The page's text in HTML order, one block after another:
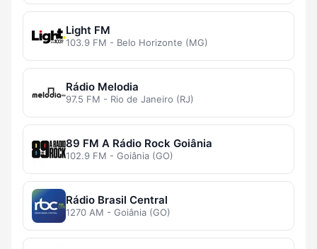
Light FM
103.9 FM - Belo Horizonte (MG)
Rádio Melodia
97.5 FM - Rio de Janeiro (RJ)
89 FM A Rádio Rock Goiânia
102.9 FM - Goiânia (GO)
Rádio Brasil Central
1270 AM - Goiânia (GO)